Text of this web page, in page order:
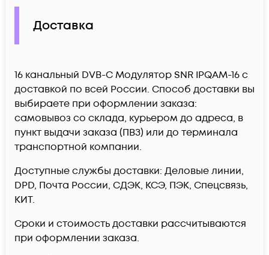
Доставка
16 канальный DVB-C Модулятор SNR IPQAM-16 c
доставкой по всей России. Способ доставки вы
выбираете при оформлении заказа:
самовывоз со склада, курьером до адреса, в
пункт выдачи заказа (ПВЗ) или до терминала
транспортной компании.
Доступные службы доставки: Деловые линии,
DPD, Почта России, СДЭК, КСЭ, ПЭК, Спецсвязь,
КИТ.
Сроки и стоимость доставки рассчитываются
при оформлении заказа.